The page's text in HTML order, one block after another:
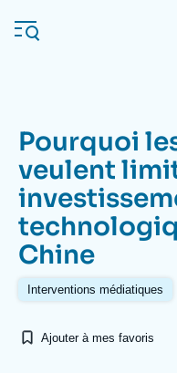
au
contenu
Navigation
principale
L'Ifri
Analyses
À propos de l'Ifri
Pourquoi
veulent
Chine
Interventions médiatiques
Ajouter à mes favoris